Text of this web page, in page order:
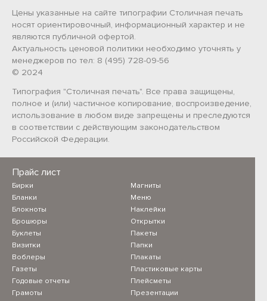
Прайс лист
Бирки
Бланки
Блокноты
Брошюры
Буклеты
Визитки
Воблеры
Газеты
Годовые отчеты
Грамоты
Магниты
Меню
Наклейки
Открытки
Пакеты
Папки
Плакаты
Пластиковые карты
Плейсметы
Презентации
Цены указанные на сайте типографии Столичная печать
носят ориентировочный, информационный характер и не
являются публичной офертой.
Актуальность ценовой политики необходимо уточнять у
менеджеров по тел: 8 (495) 728-09-56
© 2024
Типография "Столичная печать". Все права защищены,
полное и (или) частичное копирование, воспроизведение,
использование в любом виде запрещены и преследуются
в соответствии с действующим законодательством
Российской Федерации.